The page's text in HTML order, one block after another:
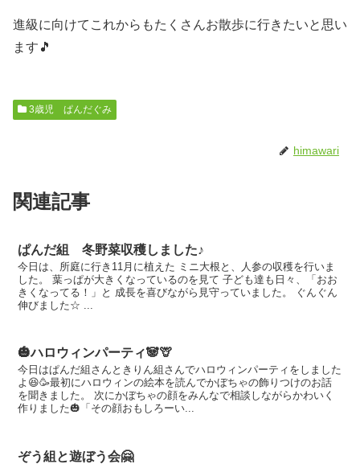
進級に向けてこれからもたくさんお散歩に行きたいと思い
ます🎵
3歳児 ぱんだぐみ
himawari
関連記事
ぱんだ組 冬野菜収穫しました♪
今日は、所庭に行き11月に植えた ミニ大根と、人参の収穫を行いま
した。 葉っぱが大きくなっているのを見て 子ども達も日々、「おお
きくなってる！」と 成長を喜びながら見守っていました。 ぐんぐん
伸びました☆ ...
🎃ハロウィンパーティ🐼🦒
今日はぱんだ組さんときりん組さんでハロウィンパーティをしました
よ😆🥳最初にハロウィンの絵本を読んでかぼちゃの飾りつけのお話
を聞きました。 次にかぼちゃの顔をみんなで相談しながらかわいく
作りました🎃「その顔おもしろーい...
ぞう組と遊ぼう会🤗